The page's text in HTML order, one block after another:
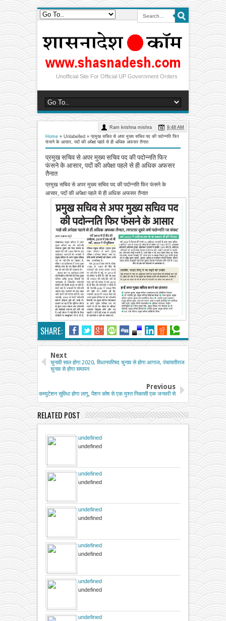
Unofficial Site For Official UP Government Orders
Home » Unlabelled » प्रमुख सचिव से अपर मुख्य सचिव पद की पदोन्नति फिर
फंसने के आसार, पदों की अपेक्षा पहले से ही अधिक अफसर तैनात
प्रमुख सचिव से अपर मुख्य सचिव पद की पदोन्नति फिर
फंसने के आसार, पदों की अपेक्षा पहले से ही अधिक अफसर
तैनात
Ram krishna mishra 9:48 AM
प्रमुख सचिव से अपर मुख्य सचिव पद की पदोन्नति फिर फंसने के
आसार, पदों की अपेक्षा पहले से ही अधिक अफसर तैनात
SHARE:
Next
चुनावी साल होगा 2020, विधानपरिषद चुनाव से होगा आगाज, पंचायतीराज
चुनाव से होगा समापन
Previous
कम्युटेशन सुविधा होगा लागू, पेंशन कोष से एक मुश्त निकासी एक जनवरी से
RELATED POST
undefined
undefined
undefined
undefined
undefined
undefined
undefined
undefined
undefined
undefined
undefined